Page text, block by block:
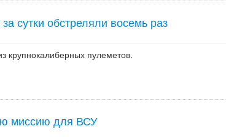
сутки обстреляли восемь раз
крупнокалиберных пулеметов.
миссию для ВСУ